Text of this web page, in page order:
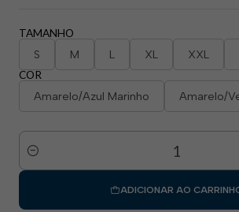
TAMANHO
S M L XL XXL
COR
Amarelo/Azul Marinho Amarelo/
Quantidade
ADICIONAR AO